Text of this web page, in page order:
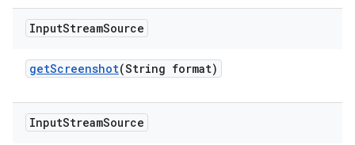
InputStreamSource
getScreenshot(String format)
InputStreamSource